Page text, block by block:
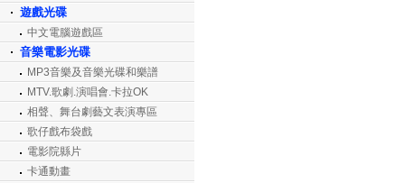
遊戲光碟
中文電腦遊戲區
音樂電影光碟
MP3音樂及音樂光碟和樂譜
MTV.歌劇.演唱會.卡拉OK
相聲、舞台劇藝文表演專區
歌仔戲布袋戲
電影院縣片
卡通動畫